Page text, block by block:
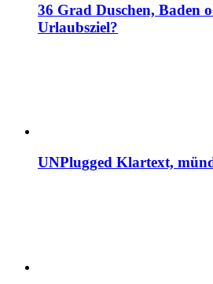
36 Grad Duschen, Baden
Urlaubsziel?
UNPlugged Klartext,